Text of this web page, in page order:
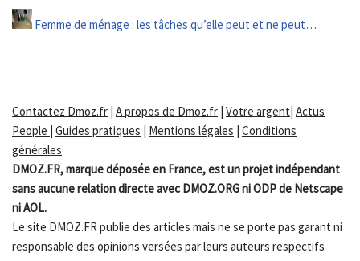
Femme de ménage : les tâches qu’elle peut et ne peut…
Contactez Dmoz.fr | A propos de Dmoz.fr | Votre argent| Actus
People | Guides pratiques | Mentions légales | Conditions
générales
DMOZ.FR, marque déposée en France, est un projet indépendant
sans aucune relation directe avec DMOZ.ORG ni ODP de Netscape
ni AOL.
Le site DMOZ.FR publie des articles mais ne se porte pas garant ni
responsable des opinions versées par leurs auteurs respectifs